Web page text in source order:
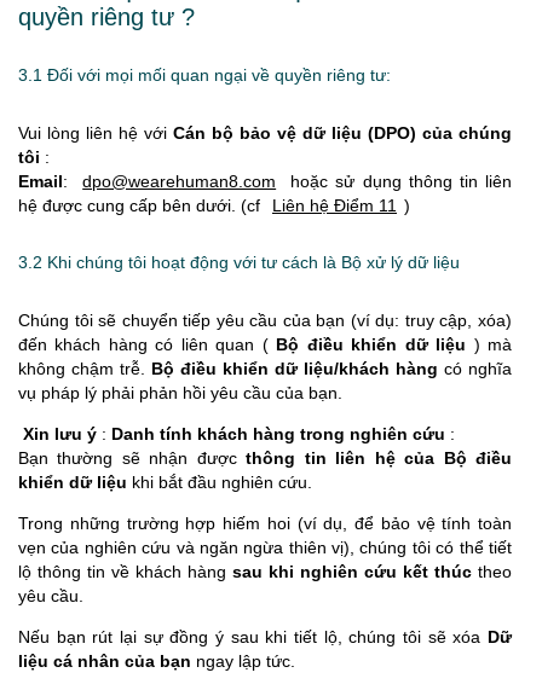
quyền riêng tư ?
3.1 Đối với mọi mối quan ngại về quyền riêng tư:
Vui lòng liên hệ với Cán bộ bảo vệ dữ liệu (DPO) của chúng
tôi :
Email: dpo@wearehuman8.com
hoặc sử dụng thông tin liên
hệ được cung cấp bên dưới. (cf
Liên hệ Điểm 11 )
3.2 Khi chúng tôi hoạt động với tư cách là Bộ xử lý dữ liệu
Chúng tôi sẽ chuyển tiếp yêu cầu của bạn (ví dụ: truy cập, xóa)
đến khách hàng có liên quan ( Bộ điều khiển dữ liệu ) mà
không chậm trễ. Bộ điều khiển dữ liệu/khách hàng có nghĩa
vụ pháp lý phải phản hồi yêu cầu của bạn.
Xin lưu ý : Danh tính khách hàng trong nghiên cứu :
Bạn thường sẽ nhận đượcthông tin liên hệ của Bộ điều
khiển dữ liệu khi bắt đầu nghiên cứu.
Trong những trường hợp hiếm hoi (ví dụ, để bảo vệ tính toàn
vẹn của nghiên cứu và ngăn ngừa thiên vị), chúng tôi có thể tiết
lộ thông tin về khách hàng sau khi nghiên cứu kết thúc theo
yêu cầu.
Nếu bạn rút lại sự đồng ý sau khi tiết lộ, chúng tôi sẽ xóa Dữ
liệu cá nhân của bạn ngay lập tức.